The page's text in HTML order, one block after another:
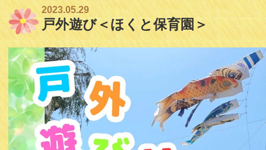
2023.05.29
戸外遊び＜ほくと保育園＞